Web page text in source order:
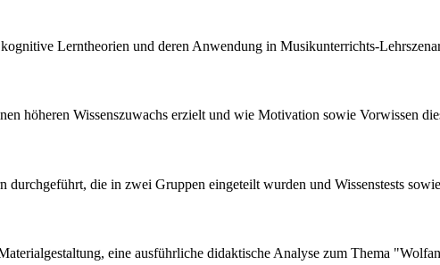
Lerntheorien und deren Anwendung in Musikunterrichts-
höheren Wissenszuwachs erzielt und wie Motivation sowie Vorwissen
die in zwei Gruppen eingeteilt wurden und Wissenstests
eine ausführliche didaktische Analyse zum Thema